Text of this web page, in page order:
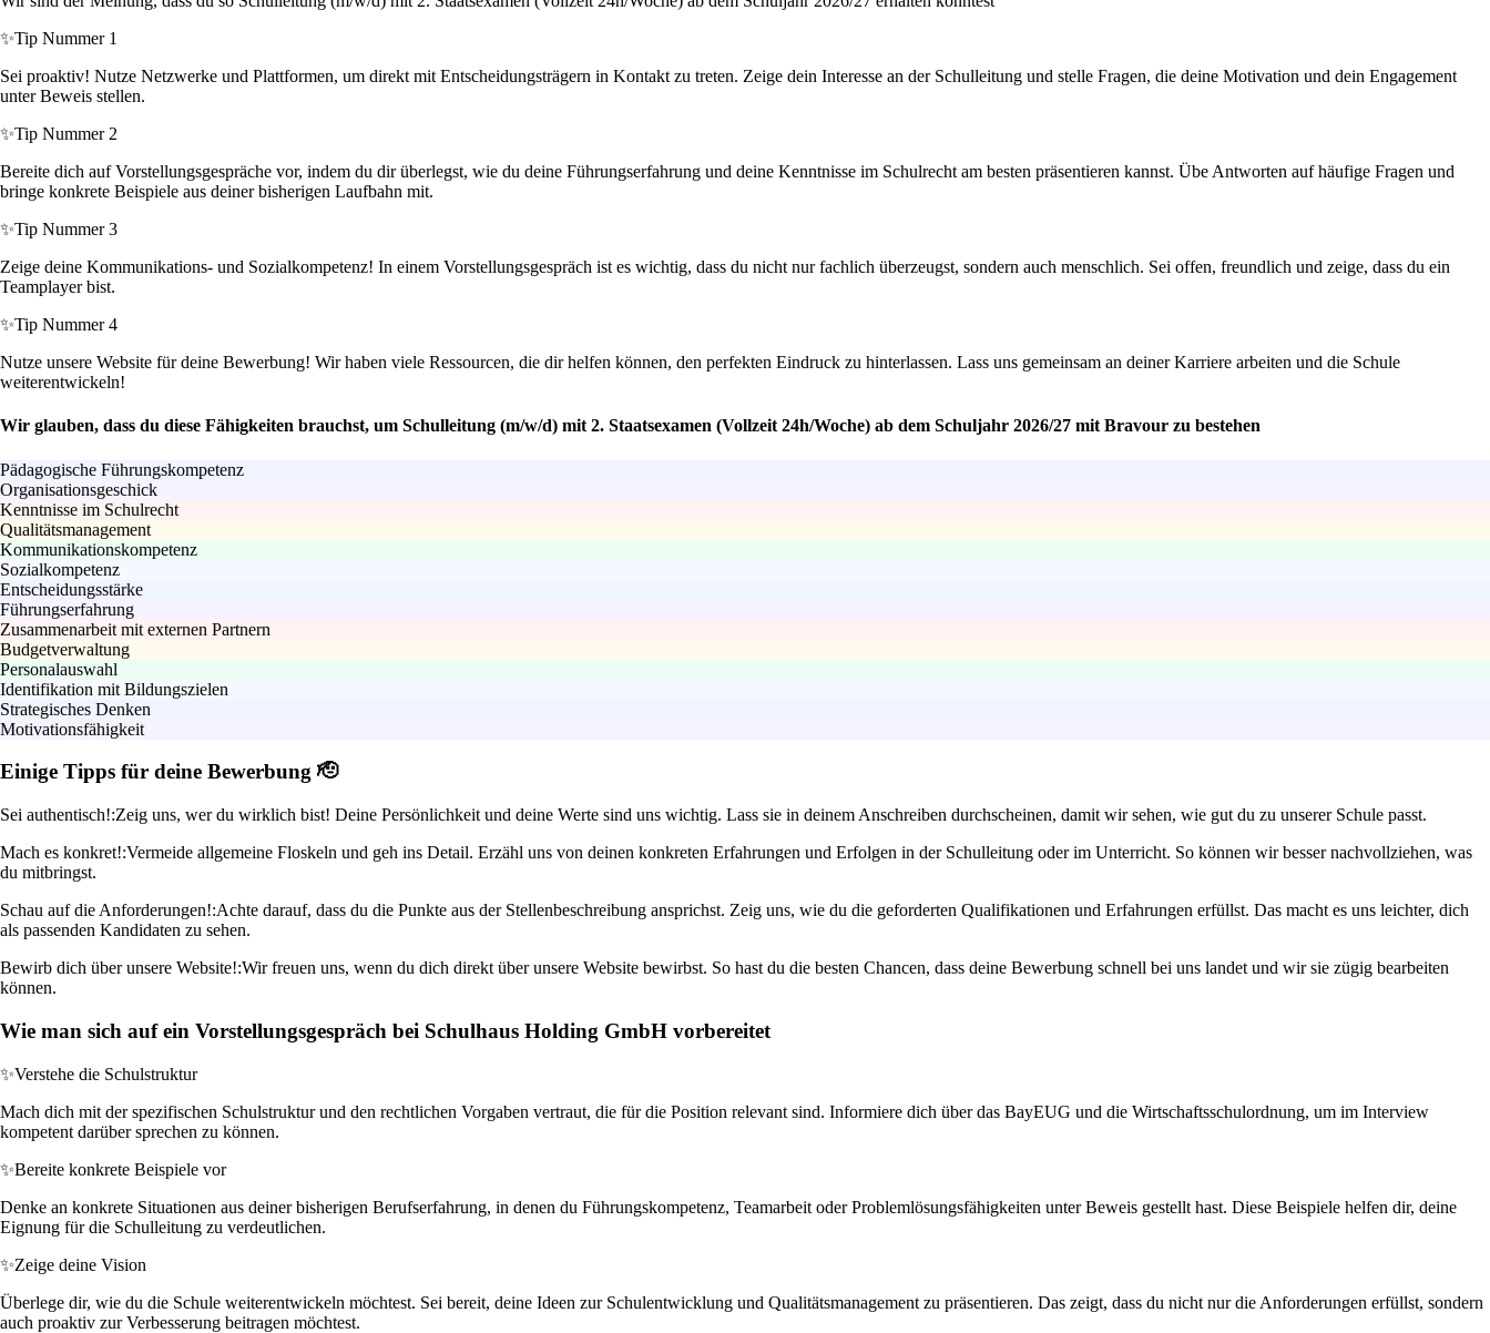
✨Tip Nummer 1
Sei proaktiv! Nutze Netzwerke und Plattformen, um direkt mit Entscheidungsträgern in Kontakt zu treten. Zeige dein Interesse an der Schulleitung und stelle Fragen, die deine Motivation und dein Engagement
unter Beweis stellen.
✨Tip Nummer 2
Bereite dich auf Vorstellungsgespräche vor, indem du dir überlegst, wie du deine Führungserfahrung und deine Kenntnisse im Schulrecht am besten präsentieren kannst. Übe Antworten auf häufige Fragen und
bringe konkrete Beispiele aus deiner bisherigen Laufbahn mit.
✨Tip Nummer 3
Zeige deine Kommunikations- und Sozialkompetenz! In einem Vorstellungsgespräch ist es wichtig, dass du nicht nur fachlich überzeugst, sondern auch menschlich. Sei offen, freundlich und zeige, dass du ein
Teamplayer bist.
✨Tip Nummer 4
Nutze unsere Website für deine Bewerbung! Wir haben viele Ressourcen, die dir helfen können, den perfekten Eindruck zu hinterlassen. Lass uns gemeinsam an deiner Karriere arbeiten und die Schule
weiterentwickeln!
Wir glauben, dass du diese Fähigkeiten brauchst, um Schulleitung (m/w/d) mit 2. Staatsexamen (Vollzeit 24h/Woche) ab dem Schuljahr 2026/27 mit Bravour zu bestehen
Pädagogische Führungskompetenz
Organisationsgeschick
Kenntnisse im Schulrecht
Qualitätsmanagement
Kommunikationskompetenz
Sozialkompetenz
Entscheidungsstärke
Führungserfahrung
Zusammenarbeit mit externen Partnern
Budgetverwaltung
Personalauswahl
Identifikation mit Bildungszielen
Strategisches Denken
Motivationsfähigkeit
Einige Tipps für deine Bewerbung 🫡
Sei authentisch!:Zeig uns, wer du wirklich bist! Deine Persönlichkeit und deine Werte sind uns wichtig. Lass sie in deinem Anschreiben durchscheinen, damit wir sehen, wie gut du zu unserer Schule passt.
Mach es konkret!:Vermeide allgemeine Floskeln und geh ins Detail. Erzähl uns von deinen konkreten Erfahrungen und Erfolgen in der Schulleitung oder im Unterricht. So können wir besser nachvollziehen, was
du mitbringst.
Schau auf die Anforderungen!:Achte darauf, dass du die Punkte aus der Stellenbeschreibung ansprichst. Zeig uns, wie du die geforderten Qualifikationen und Erfahrungen erfüllst. Das macht es uns leichter, dich
als passenden Kandidaten zu sehen.
Bewirb dich über unsere Website!:Wir freuen uns, wenn du dich direkt über unsere Website bewirbst. So hast du die besten Chancen, dass deine Bewerbung schnell bei uns landet und wir sie zügig bearbeiten
können.
Wie man sich auf ein Vorstellungsgespräch bei Schulhaus Holding GmbH vorbereitet
✨Verstehe die Schulstruktur
Mach dich mit der spezifischen Schulstruktur und den rechtlichen Vorgaben vertraut, die für die Position relevant sind. Informiere dich über das BayEUG und die Wirtschaftsschulordnung, um im Interview
kompetent darüber sprechen zu können.
✨Bereite konkrete Beispiele vor
Denke an konkrete Situationen aus deiner bisherigen Berufserfahrung, in denen du Führungskompetenz, Teamarbeit oder Problemlösungsfähigkeiten unter Beweis gestellt hast. Diese Beispiele helfen dir, deine
Eignung für die Schulleitung zu verdeutlichen.
✨Zeige deine Vision
Überlege dir, wie du die Schule weiterentwickeln möchtest. Sei bereit, deine Ideen zur Schulentwicklung und Qualitätsmanagement zu präsentieren. Das zeigt, dass du nicht nur die Anforderungen erfüllst, sondern
auch proaktiv zur Verbesserung beitragen möchtest.